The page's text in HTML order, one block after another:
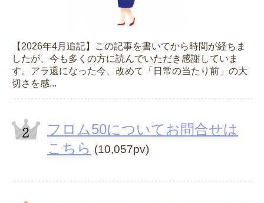
【2026年4月追記】この記事を書いてから時間が経ちま
したが、今も多くの方に読んでいただき感謝していま
す。アラ還になった今、改めて「日常の当たり前」の大
切さを感...
フロム50についてお問合せは
こちら (10,057pv)